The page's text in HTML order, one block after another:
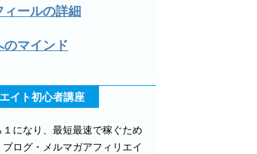
ィールの詳細
のマインド
イト初心者講座
１になり、最短最速で稼ぐため
ブログ・メルマガアフィリエイ